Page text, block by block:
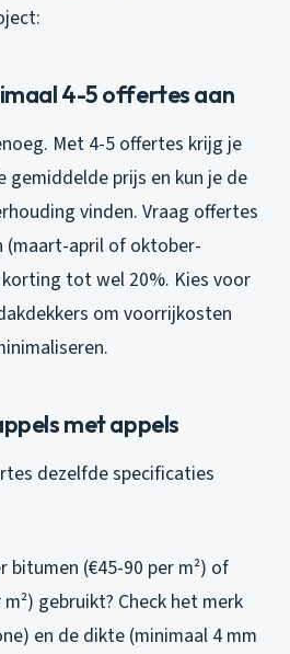
4-5 offertes aan
Met 4-5 offertes krijg je
gemiddelde prijs en kun je de
vinden. Vraag offertes
(maart-april of oktober-
tot wel 20%. Kies voor
om voorrijkosten
met appels
dezelfde specificaties
bitumen (€45-90 per m²) of
m²) gebruikt? Check het merk
en de dikte (minimaal 4 mm